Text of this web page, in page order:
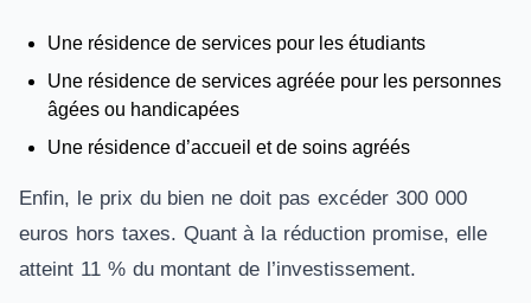
Une résidence de services pour les étudiants
Une résidence de services agréée pour les personnes
âgées ou handicapées
Une résidence d’accueil et de soins agréés
Enfin, le prix du bien ne doit pas excéder 300 000
euros hors taxes. Quant à la réduction promise, elle
atteint 11 % du montant de l’investissement.